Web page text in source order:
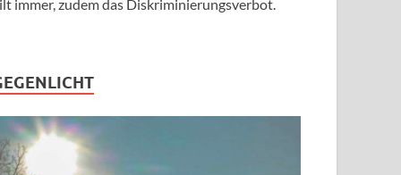
immer, zudem das Diskriminierungsverbot.